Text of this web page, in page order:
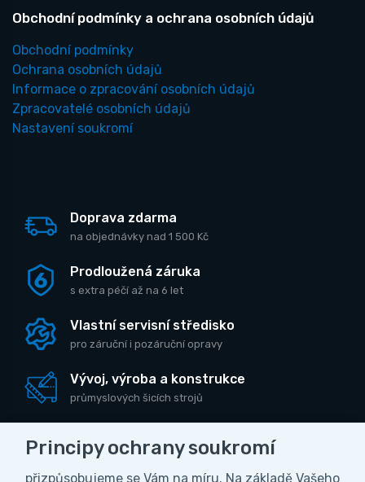
Obchodní podmínky a ochrana osobních údajů
Obchodní podmínky
Ochrana osobních údajů
Informace o zpracování osobních údajů
Zpracovatelé osobních údajů
Nastavení soukromí
Doprava zdarma
na objednávky nad 1 500 Kč
Prodloužená záruka
s extra péčí až na 6 let
Vlastní servisní středisko
pro záruční i pozáruční opravy
Vývoj, výroba a konstrukce
průmyslových šicích strojů
Principy ochrany soukromí
přizpůsobujeme se Vám na míru. Na základě Vašeho